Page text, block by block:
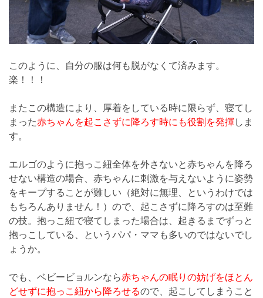
このように、自分の服は何も脱がなくて済みます。
楽！！！
またこの構造により、厚着をしている時に限らず、寝てし
まった赤ちゃんを起こさずに降ろす時にも役割を発揮しま
す。
エルゴのように抱っこ紐全体を外さないと赤ちゃんを降ろ
せない構造の場合、赤ちゃんに刺激を与えないように姿勢
をキープすることが難しい（絶対に無理、というわけでは
もちろんありません！）ので、起こさずに降ろすのは至難
の技。抱っこ紐で寝てしまった場合は、起きるまでずっと
抱っこしている、というパパ・ママも多いのではないでし
ょうか。
でも、ベビービョルンなら赤ちゃんの眠りの妨げをほとん
どせずに抱っこ紐から降ろせるので、起こしてしまうこと